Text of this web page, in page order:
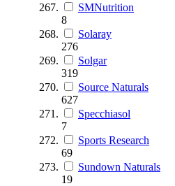
SMNutrition
8
Solaray
276
Solgar
319
Source Naturals
627
Specchiasol
7
Sports Research
69
Sundown Naturals
19